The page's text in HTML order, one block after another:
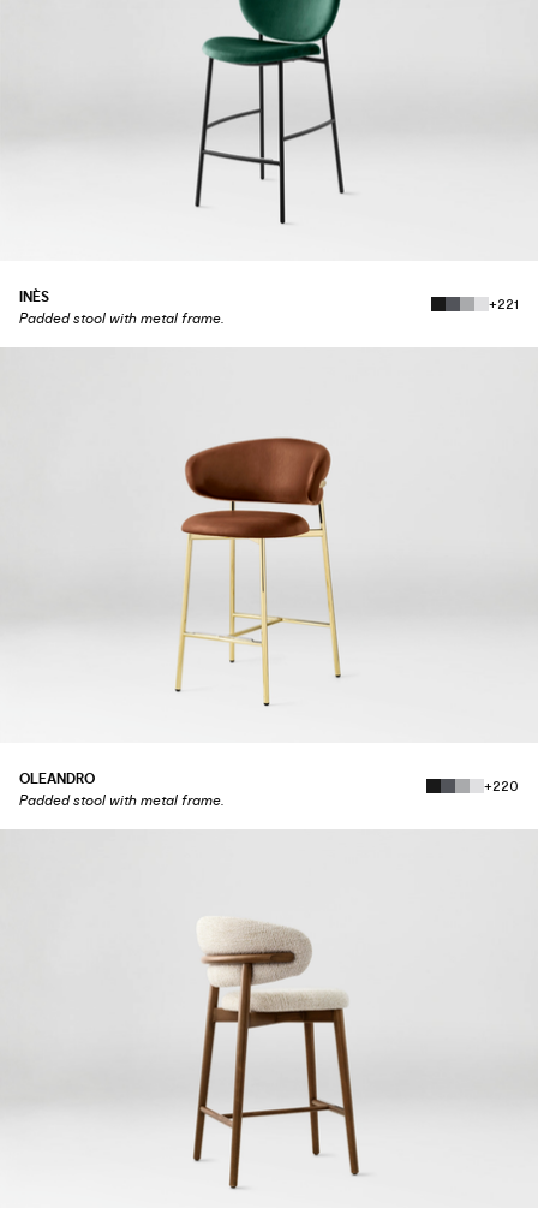
INÈS
Padded stool with metal frame.
+221
OLEANDRO
Padded stool with metal frame.
+220